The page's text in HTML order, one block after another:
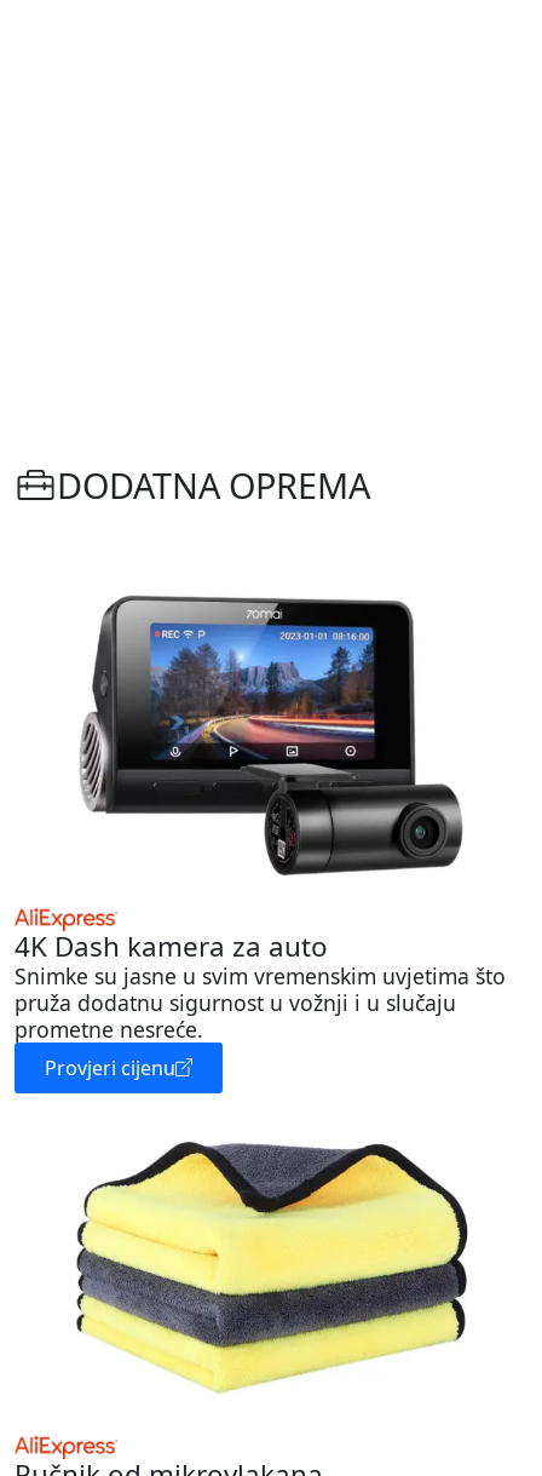
DODATNA OPREMA
4K Dash kamera za auto
Snimke su jasne u svim vremenskim uvjetima što
pruža dodatnu sigurnost u vožnji i u slučaju
prometne nesreće.
Provjeri cijenu